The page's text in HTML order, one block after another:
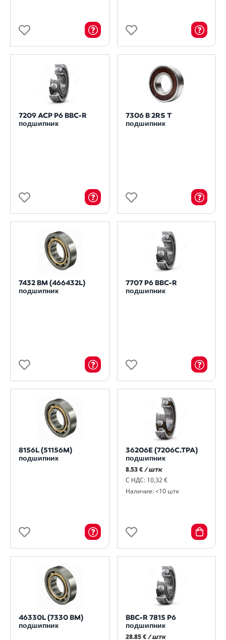
7209 ACP P6 BBC-R
подшипник
7306 B 2RS T
подшипник
7432 BM (466432L)
подшипник
7707 P6 BBC-R
подшипник
8156L (51156M)
подшипник
36206E (7206C.TPA)
подшипник
8.53 € / штк
С НДС: 10,32 €
Наличие: <10 штк
46330L (7330 BM)
подшипник
BBC-R 7815 P6
подшипник
28.85 € / штк